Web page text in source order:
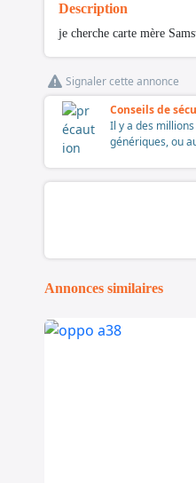
Description
je cherche carte mère
Signaler cette annonce
Conseils de
Il y a des
génériques, ou
Annonces similaires